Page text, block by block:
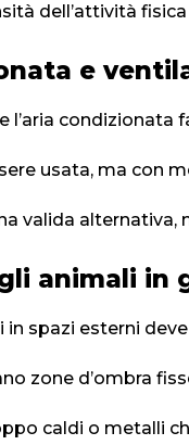
dell’attività
e
l’aria condizionata
usata, ma con
valida
animali in
in spazi esterni
zone d’ombra
caldi o metalli